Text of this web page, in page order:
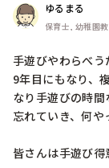
ゆるまる
保育士, 幼稚園
手遊びやわらべう
9年目にもなり、
なり手遊びの時
忘れていき、何
皆さんは手遊び得